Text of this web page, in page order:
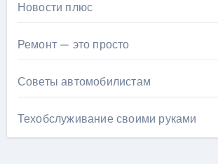
Новости плюс
Ремонт — это просто
Советы автомобилистам
Техобслуживание своими руками